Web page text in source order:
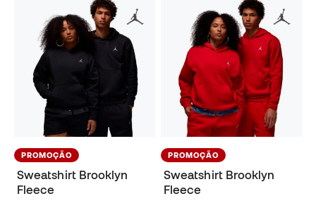
PROMOÇÃO
Sweatshirt Brooklyn
Fleece
PROMOÇÃO
Sweatshirt Brooklyn
Fleece